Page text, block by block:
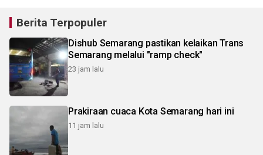
Berita Terpopuler
Dishub Semarang pastikan kelaikan Trans
Semarang melalui "ramp check"
23 jam lalu
Prakiraan cuaca Kota Semarang hari ini
11 jam lalu